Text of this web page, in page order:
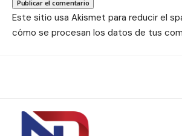
Este sitio usa Akismet para reducir el
cómo se procesan los datos de tus